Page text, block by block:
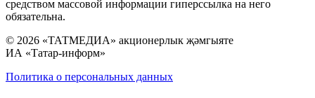
средством массовой информации гиперссылка на него
обязательна.
© 2026 «ТАТМЕДИА» акционерлык җәмгыяте
ИА «Татар-информ»
Политика о персональных данных